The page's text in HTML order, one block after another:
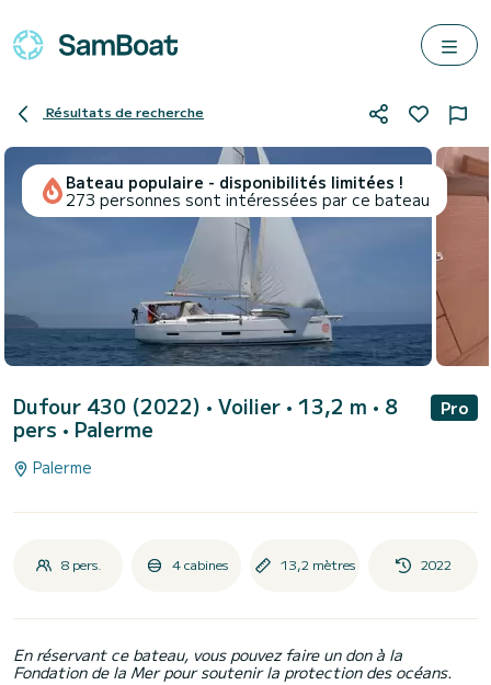
Résultats de recherche
Bateau populaire - disponibilités limitées !
273 personnes sont intéressées par ce bateau
Dufour 430 (2022) • Voilier • 13,2 m • 8
pers • Palerme
Pro
Palerme
8 pers. 4 cabines 13,2 mètres 2022
En réservant ce bateau, vous pouvez faire un don à la
Fondation de la Mer pour soutenir la protection des océans.